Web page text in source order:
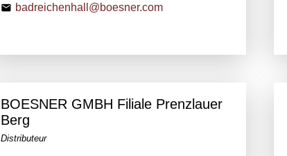
badreichenhall@boesner.com
BOESNER GMBH Filiale Prenzlauer
Berg
Distributeur